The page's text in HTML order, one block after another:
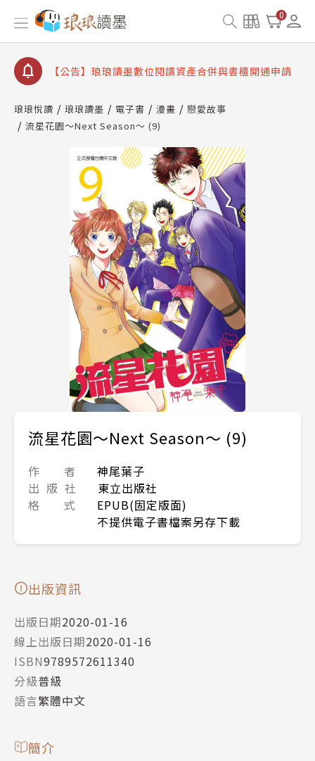
0
【公告】琅琅書店服務升級重要說明及資產合併結果
查詢
【公告】因 Readmoo 讀墨系統維護中，本站同步暫
【公告】琅琅讀墨數位閱讀資產合併與書櫃開通申請
【公告】琅琅讀墨 3 分鐘完成書櫃開通與資產合併申
請圖文教學
【公告】琅琅書店服務升級重要說明及資產合併結果
【公告】因 Readmoo 讀墨系統維護中，本站同步暫
停部分閱讀服務
琅琅悅讀 琅琅讀墨 電子書 漫畫
戀愛故事
流星花園～Next Season～ (9)
流星花園～Next Season～ (9)
作 者
神尾葉子
出 版 社
東立出版社
格 式
EPUB(固定版面)
不提供電子書檔案另存下載
出版資訊
出版日期2020-01-16
線上出版日期2020-01-16
ISBN9789572611340
分級普級
語言繁體中文
簡介